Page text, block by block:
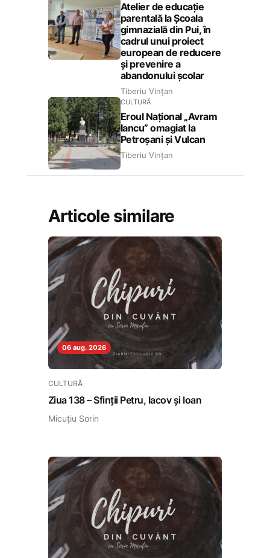
Atelier de educație
parentală la Școala
gimnazială din Pui, în
cadrul unui proiect
european de reducere
și prevenire a
abandonului școlar
Tiberiu Vințan
CULTURĂ
Eroul Național „Avram
Iancu” omagiat la
Petroșani și Vulcan
Tiberiu Vințan
Articole similare
06 aug. 2026
CULTURĂ
Ziua 138 – Sfinții Petru, Iacov și Ioan
Micuțiu Sorin